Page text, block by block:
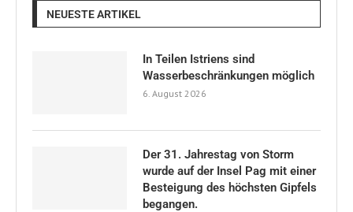
NEUESTE ARTIKEL
In Teilen Istriens sind
Wasserbeschränkungen möglich
6. August 2026
Der 31. Jahrestag von Storm
wurde auf der Insel Pag mit einer
Besteigung des höchsten Gipfels
begangen.